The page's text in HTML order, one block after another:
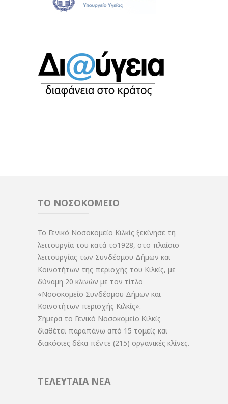
ΤΟ ΝΟΣΟΚΟΜΕΙΟ
Το Γενικό Νοσοκομείο Κιλκίς ξεκίνησε τη
λειτουργία του κατά το1928, στο πλαίσιο
λειτουργίας των Συνδέσμου Δήμων και
Κοινοτήτων της περιοχής του Κιλκίς, με
δύναμη 20 κλινών με τον τίτλο
«Νοσοκομείο Συνδέσμου Δήμων και
Κοινοτήτων περιοχής Κιλκίς».
Σήμερα το Γενικό Νοσοκομείο Κιλκίς
διαθέτει παραπάνω από 15 τομείς και
διακόσιες δέκα πέντε (215) οργανικές κλίνες.
ΤΕΛΕΥΤΑΙΑ ΝΕΑ